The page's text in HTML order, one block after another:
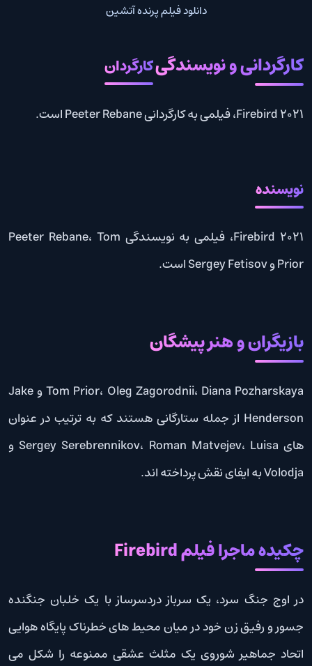
دانلود فیلم پرنده آتشین
کارگردانی و نویسندگیکارگردان
Firebird 2021، فیلمی به کارگردانی Peeter Rebane است.
نویسنده
Firebird 2021، فیلمی به نویسندگی Peeter Rebane، Tom
Prior و Sergey Fetisov است.
بازیگران و هنر پیشگان
Tom Prior، Oleg Zagorodnii، Diana Pozharskaya و Jake
Henderson از جمله ستارگانی هستند که به ترتیب در عنوان
های Sergey Serebrennikov، Roman Matvejev، Luisa و
Volodja به ایفای نقش پرداخته اند.
چکیده ماجرا فیلم Firebird
در اوج جنگ سرد، یک سرباز دردسرساز با یک خلبان جنگنده
جسور و رفیق زن خود در میان محیط های خطرناک پایگاه هوایی
اتحاد جماهیر شوروی یک مثلث عشقی ممنوعه را شکل می